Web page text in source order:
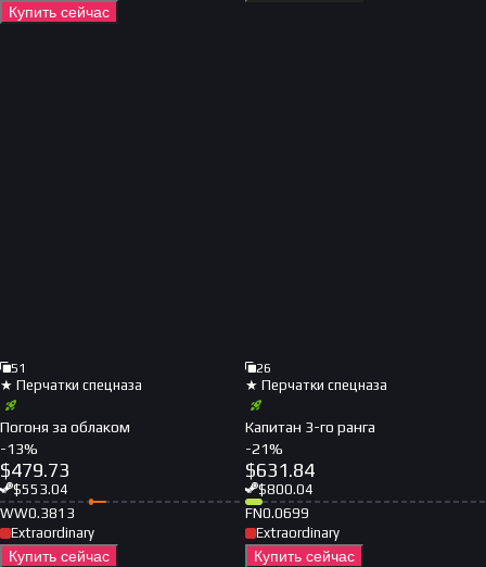
Купить сейчас
51
★ Перчатки спецназа
Погоня за облаком
-13%
$479.73
$553.04
WW0.3813
Extraordinary
Купить сейчас
26
★ Перчатки спецназа
Капитан 3-го ранга
-21%
$631.84
$800.04
FN0.0699
Extraordinary
Купить сейчас